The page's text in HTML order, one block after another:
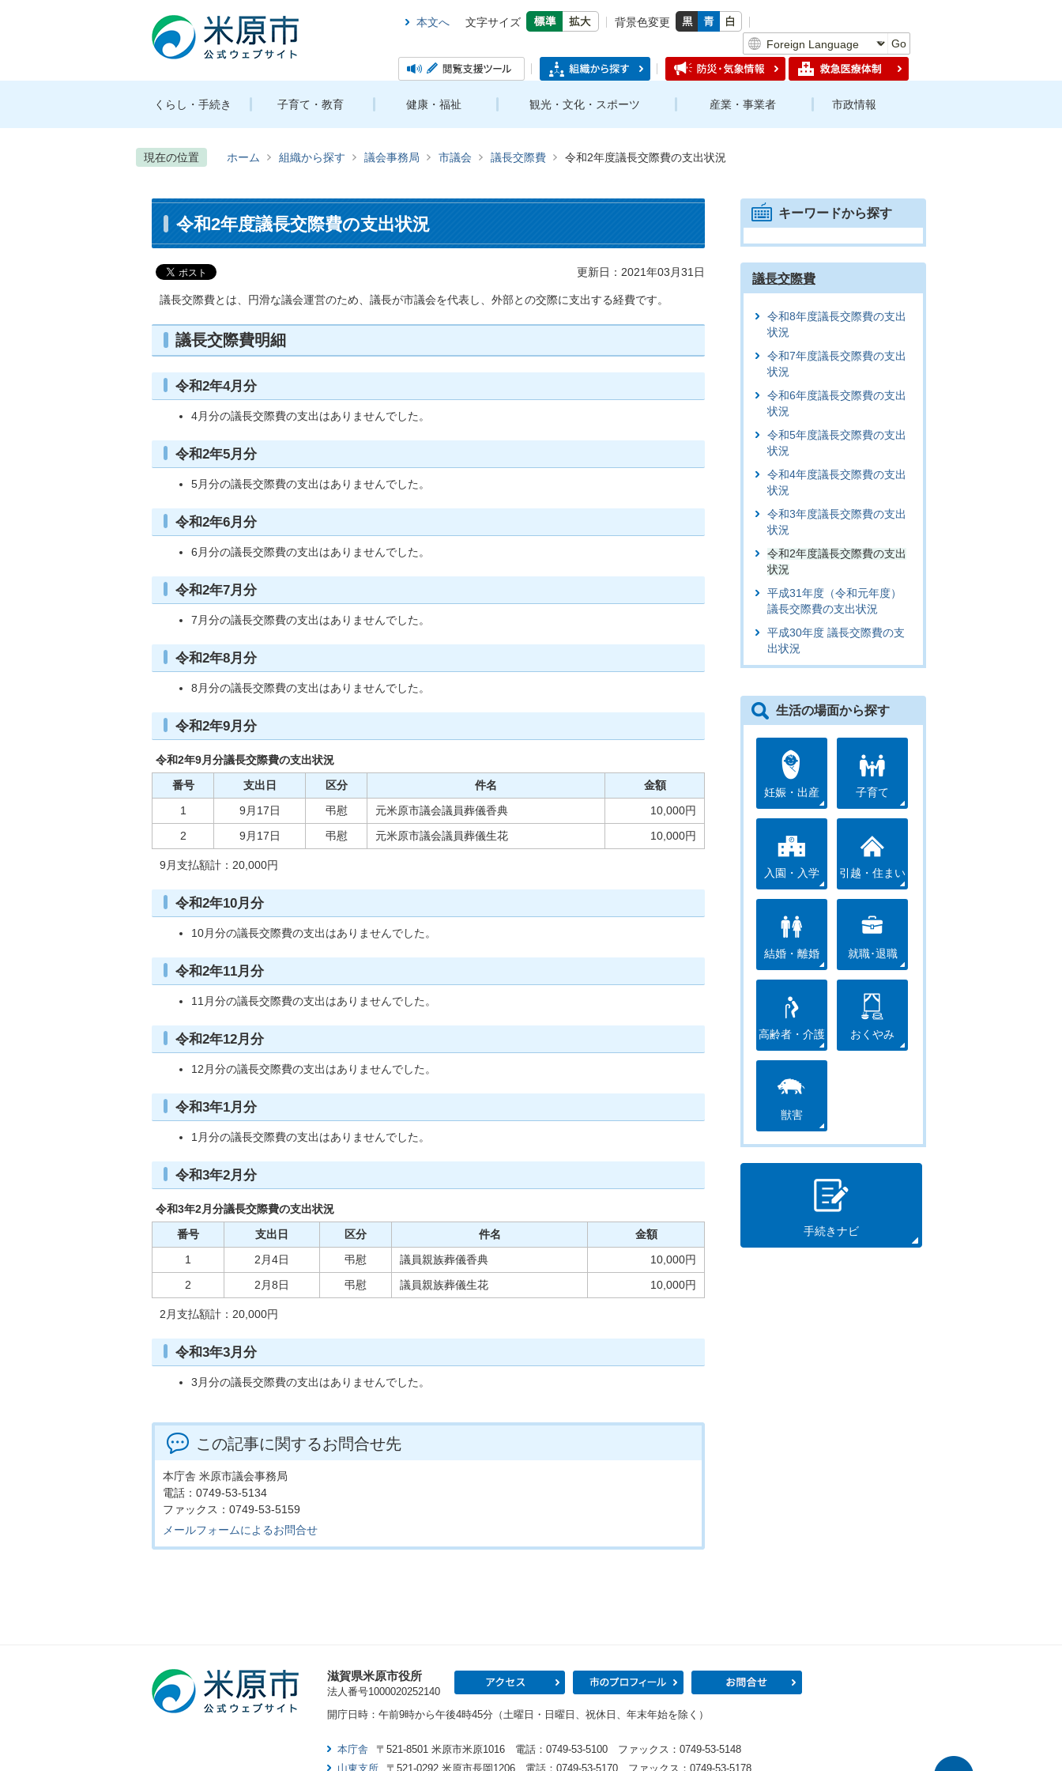
本文へ 文字サイズ
背景色変更
Go
くらし・手続き 子育て・教育 健康・福祉 観光・文化・スポーツ 産業・事業者 市政情報
現在の位置 ホーム 組織から探す 議会事務局 市議会 議長交際費 令和2年度議長交際費の支出状況
令和2年度議長交際費の支出状況
更新日：2021年03月31日
議長交際費とは、円滑な議会運営のため、議長が市議会を代表し、外部との交際に支出する経費です。
議長交際費明細
令和2年4月分
4月分の議長交際費の支出はありませんでした。
令和2年5月分
5月分の議長交際費の支出はありませんでした。
令和2年6月分
6月分の議長交際費の支出はありませんでした。
令和2年7月分
7月分の議長交際費の支出はありませんでした。
令和2年8月分
8月分の議長交際費の支出はありませんでした。
令和2年9月分
令和2年9月分議長交際費の支出状況
番号
支出日 区分 件名
金額
1
9月17日 弔慰 元米原市議会議員葬儀香典
10,000円
2
9月17日 弔慰 元米原市議会議員葬儀生花 10,000円
9月支払額計：20,000円
令和2年10月分
10月分の議長交際費の支出はありませんでした。
令和2年11月分
11月分の議長交際費の支出はありませんでした。
令和2年12月分
12月分の議長交際費の支出はありませんでした。
令和3年1月分
1月分の議長交際費の支出はありませんでした。
令和3年2月分
令和3年2月分議長交際費の支出状況
番号
支出日 区分 件名
金額
1
2月4日 弔慰 議員親族葬儀香典
10,000円
2
2月8日 弔慰 議員親族葬儀生花 10,000円
2月支払額計：20,000円
令和3年3月分
3月分の議長交際費の支出はありませんでした。
この記事に関するお問合せ先
本庁舎 米原市議会事務局
電話：0749-53-5134
ファックス：0749-53-5159
メールフォームによるお問合せ
キーワードから探す
議長交際費
令和8年度議長交際費の支出
状況
令和7年度議長交際費の支出
状況
令和6年度議長交際費の支出
状況
令和5年度議長交際費の支出
状況
令和4年度議長交際費の支出
状況
令和3年度議長交際費の支出
状況
令和2年度議長交際費の支出
状況
平成31年度（令和元年度）
議長交際費の支出状況
平成30年度 議長交際費の支
出状況
生活の場面から探す
妊娠・出産 子育て
入園・入学 引越・住まい
結婚・離婚 就職･退職
高齢者・介護 おくやみ
獣害
手続きナビ
滋賀県米原市役所
法人番号1000020252140
アクセス 市のプロフィール
開庁日時：午前9時から午後4時45分（土曜日・日曜日、祝休日、年末年始を除く）
本庁舎
〒521-8501 米原市米原1016 電話：0749-53-5100 ファックス：0749-53-5148
山東支所
〒521-0292 米原市長岡1206 電話：0749-53-5170 ファックス：0749-53-5178